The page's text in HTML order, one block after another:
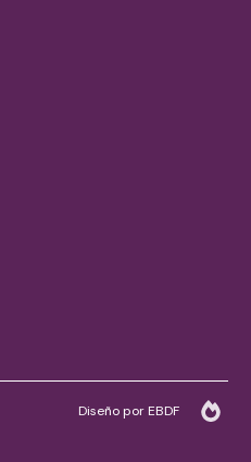
Diseño por EBDF